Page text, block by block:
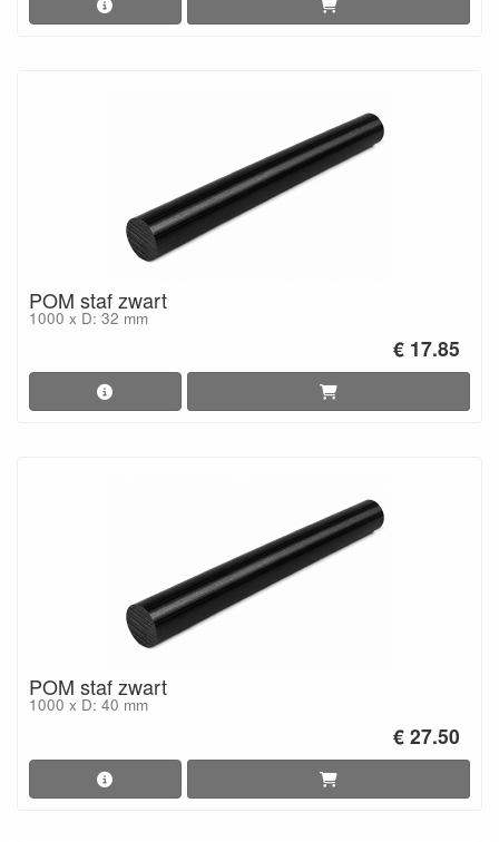
POM staf zwart
1000 x D: 32 mm
€ 17.85
POM staf zwart
1000 x D: 40 mm
€ 27.50